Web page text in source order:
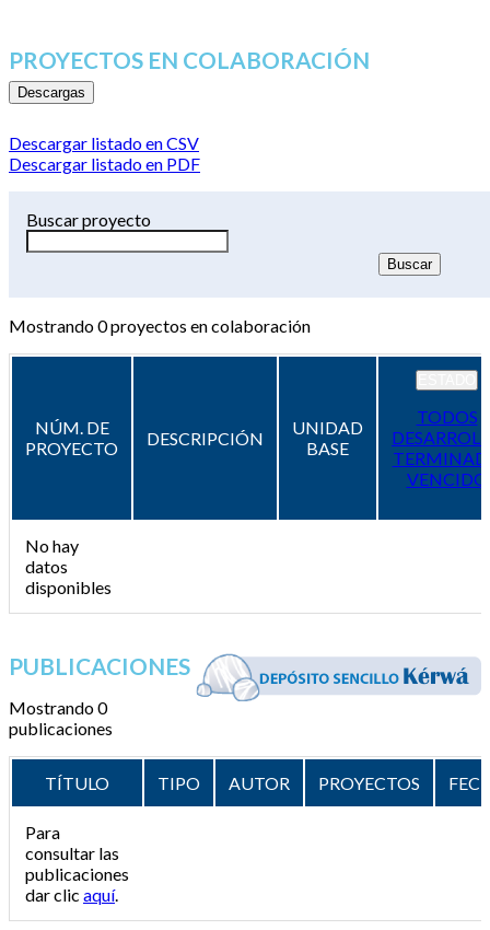
PROYECTOS EN COLABORACIÓN
Descargas
Descargar listado en CSV
Descargar listado en PDF
Buscar proyecto
Mostrando0proyectos en colaboración
NÚM. DE
PROYECTO
DESCRIPCIÓN
UNIDAD
BASE
TODOS
VENCIDO
No hay
datos
disponibles
PUBLICACIONES
Mostrando 0
publicaciones
TÍTULO TIPO AUTOR PROYECTOS
Para
consultar las
publicaciones
dar clic aquí.